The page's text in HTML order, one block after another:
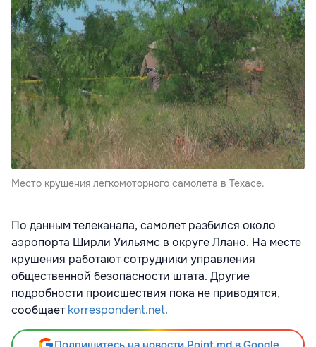
Место крушения легкомоторного самолета в Техасе.
По данным телеканала, самолет разбился около
аэропорта Ширли Уильямс в округе Ллано. На месте
крушения работают сотрудники управления
общественной безопасности штата. Другие
подробности происшествия пока не приводятся,
сообщаетkorrespondent.net.